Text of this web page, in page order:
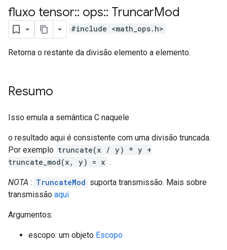
fluxo tensor:: ops:: TruncarMod
#include <math_ops.h>
Retorna o restante da divisão elemento a elemento.
Resumo
Isso emula a semântica C naquele
o resultado aqui é consistente com uma divisão truncada.
Por exemplo truncate(x / y) * y +
truncate_mod(x, y) = x .
NOTA : TruncateMod suporta transmissão. Mais sobre
transmissão aqui
Argumentos:
escopo: um objeto Escopo